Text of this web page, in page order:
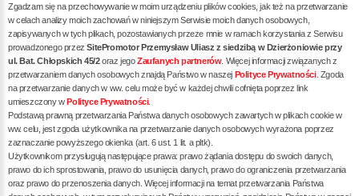
Pozycjonowanie dla kancelarii notarialnych -
skuteczna promocja w internecie
Skuteczne Pozycjonowanie, Marketing internetowy i
Reklama dla Siłowni oraz Trenerów Personalnych
Pozycjonowanie / reklama dla dietetyka - zwiększ
liczbę pacjentów poprzez skuteczne SEO
Pozycjonowanie dla restauracji / gastronomii -
skuteczna promocja Twojego lokalu w internecie
Zgadzam się na przechowywanie w moim urządzeniu plików cookies, jak też na przetwarzanie
w celach analizy moich zachowań w niniejszym Serwisie moich danych osobowych,
zapisywanych w tych plikach, pozostawianych przeze mnie w ramach korzystania z Serwisu
prowadzonego przezSitePromotor Przemysław Uliasz z siedzibą w Dzierżoniowie przy
ul. Bat. Chłopskich 45/2oraz jegoZaufanych partnerów. Więcej informacji związanych z
przetwarzaniem danych osobowych znajdą Państwo w naszej Polityce Prywatności. Zgoda
na przetwarzanie danych w ww. celu może być w każdej chwili cofnięta poprzez link
umieszczony wPolityce Prywatności.
Podstawą prawną przetwarzania Państwa danych osobowych zawartych w plikach cookie w
ww. celu, jest zgoda użytkownika na przetwarzanie danych osobowych wyrażona poprzez
zaznaczanie powyższego okienka (art. 6 ust. 1 lit. a pltk).
Użytkownikom przysługują następujące prawa: prawo żądania dostępu do swoich danych,
prawo do ich sprostowania, prawo do usunięcia danych, prawo do ograniczenia przetwarzania
oraz prawo do przenoszenia danych. Więcej informacji na temat przetwarzania Państwa